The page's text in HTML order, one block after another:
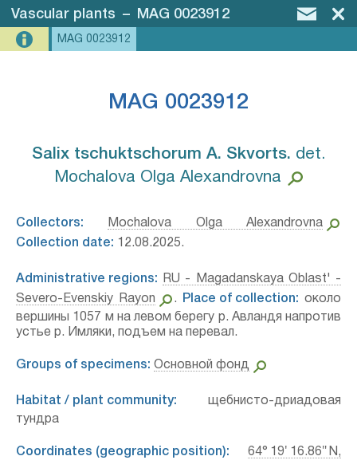
Vascular plants – MAG 0023912
MAG 0023912
MAG 0023912
Salix tschuktschorum A. Skvorts.⁣ det.
Mochalova Olga Alexandrovna
Collectors:
Mochalova Olga Alexandrovna
Collection date: 12.08.2025.
Administrative regions:
RU - Magadanskaya Oblast' -
Severo-Evenskiy Rayon
. Place of collection: около
вершины 1057 м на левом берегу р. Авландя напротив
устье р. Имляки, подъем на перевал.
Groups of specimens: Основной фонд
Habitat / plant community: щебнисто-дриадовая
тундра
Coordinates (geographic position):
64° 19′ 16.86″ N,